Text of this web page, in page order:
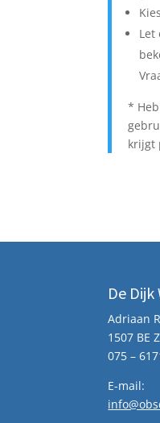
Let
*
krijgt
De
Adriaan
1507 BE
075 –
E-mail: